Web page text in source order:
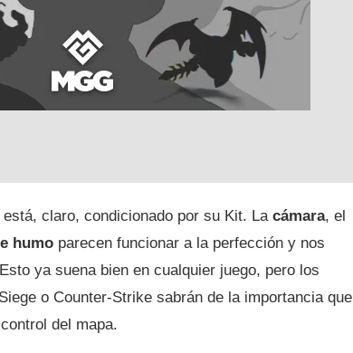
claro, condicionado por su Kit. La cámara, el
humo parecen funcionar a la perfección y nos
ya suena bien en cualquier juego, pero los
o Counter-Strike sabrán de la importancia que
del mapa.